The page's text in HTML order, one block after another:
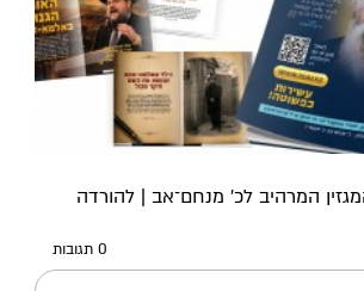
המרהיב לכ’ מנחם־אב | להורדה
0 תגובות